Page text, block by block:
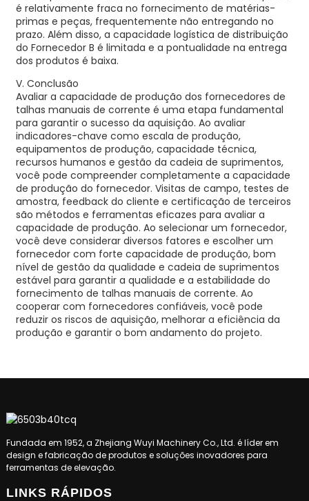
é relativamente fraca no fornecimento de matérias-
primas e peças, frequentemente não entregando no
prazo. Além disso, a capacidade logística de distribuição
do Fornecedor B é limitada e a pontualidade na entrega
dos produtos é baixa.
V. Conclusão
Avaliar a capacidade de produção dos fornecedores de
talhas manuais de corrente é uma etapa fundamental
para garantir o sucesso da aquisição. Ao avaliar
indicadores-chave como escala de produção,
equipamentos de produção, capacidade técnica,
recursos humanos e gestão da cadeia de suprimentos,
você pode compreender completamente a capacidade
de produção do fornecedor. Visitas de campo, testes de
amostra, feedback do cliente e certificação de terceiros
são métodos e ferramentas eficazes para avaliar a
capacidade de produção. Ao selecionar um fornecedor,
você deve considerar diversos fatores e escolher um
fornecedor com forte capacidade de produção, bom
nível de gestão da qualidade e cadeia de suprimentos
estável para garantir a qualidade e a estabilidade do
fornecimento de talhas manuais de corrente. Ao
cooperar com fornecedores confiáveis, você pode
reduzir os riscos de aquisição, melhorar a eficiência da
produção e garantir o bom andamento do projeto.
Fundada em 1952, a Zhejiang Wuyi Machinery Co., Ltd. é líder em
design e fabricação de produtos e soluções inovadores para
ferramentas de elevação.
LINKS RÁPIDOS